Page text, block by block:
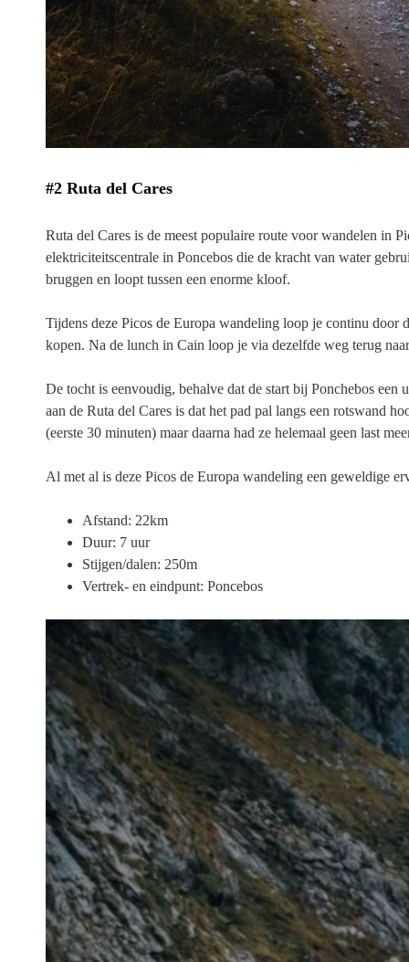
#2 Ruta del Cares
Ruta del Cares is de meest populaire route voor wandelen in
elektriciteitscentrale in Poncebos die de kracht van water
bruggen en loopt tussen een enorme kloof.
Tijdens deze Picos de Europa wandeling loop je continu
kopen. Na de lunch in Cain loop je via dezelfde weg terug
De tocht is eenvoudig, behalve dat de start bij Ponchebos
aan de Ruta del Cares is dat het pad pal langs een rotswand
(eerste 30 minuten) maar daarna had ze helemaal geen last
Al met al is deze Picos de Europa wandeling een geweldige
Afstand: 22km
Duur: 7 uur
Stijgen/dalen: 250m
Vertrek- en eindpunt: Poncebos